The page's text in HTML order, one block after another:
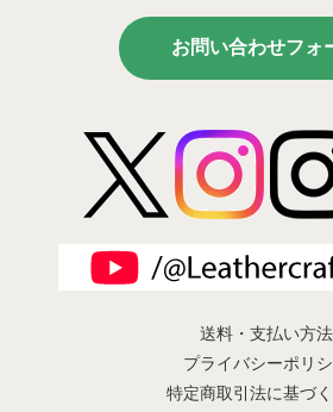
お問い合わせフォ
送料・支払い方法
プライバシーポリ
特定商取引法に基づ